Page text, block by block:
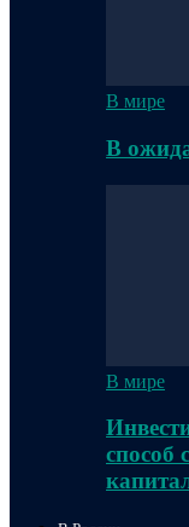
В мире
В
В мире
способ